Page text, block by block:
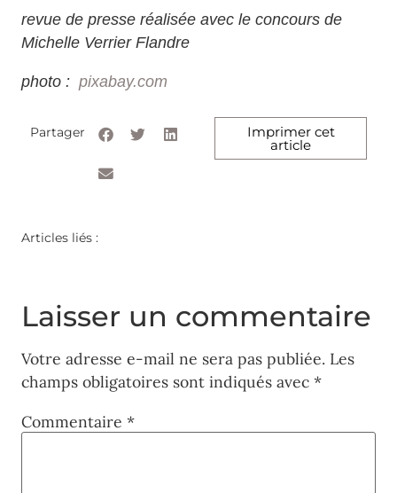
revue de presse réalisée avec le concours de
Michelle Verrier Flandre
photo : pixabay.com
Partager Imprimer cet
article
Articles liés :
Laisser un commentaire
Votre adresse e-mail ne sera pas publiée. Les
champs obligatoires sont indiqués avec *
Commentaire *